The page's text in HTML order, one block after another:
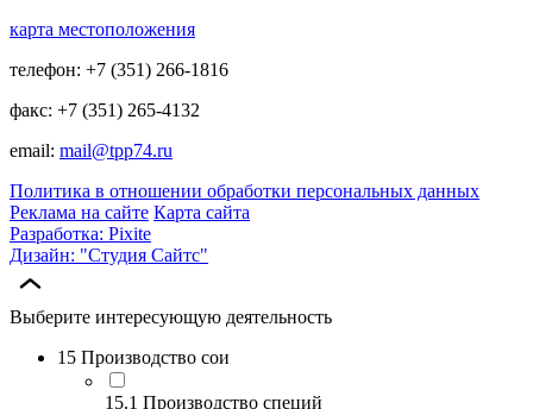
карта местоположения
телефон: +7 (351) 266-1816
факс: +7 (351) 265-4132
email: mail@tpp74.ru
Политика в отношении обработки персональных данных
Реклама на сайте Карта сайта
Разработка: Pixite
Дизайн: "Студия Сайтс"
Выберите интересующую деятельность
15 Производство сои
15.1 Производство специй